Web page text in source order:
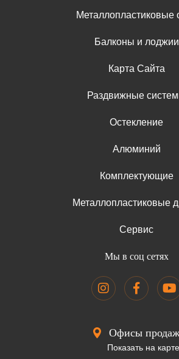
Металлопластиковые
Балконы и лоджии
Карта Сайта
Раздвижные
Остекление
Алюминий
Комплектующие
Металлопластиковые
Сервис
Мы в соц сетях
Офисы продаж
Показать на карте